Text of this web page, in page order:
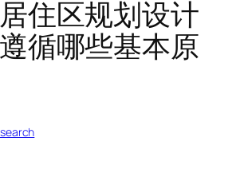
住区规划设计
循哪些基本原